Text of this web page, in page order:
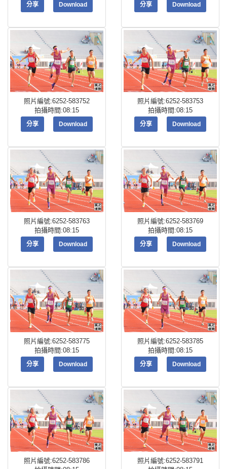
分享 Download 分享 Download
照片編號:6252-583752
拍攝時間:08:15
分享 Download
照片編號:6252-583753
拍攝時間:08:15
分享 Download
照片編號:6252-583763
拍攝時間:08:15
分享 Download
照片編號:6252-583769
拍攝時間:08:15
分享 Download
照片編號:6252-583775
拍攝時間:08:15
分享 Download
照片編號:6252-583785
拍攝時間:08:15
分享 Download
照片編號:6252-583786
照片編號:6252-583791